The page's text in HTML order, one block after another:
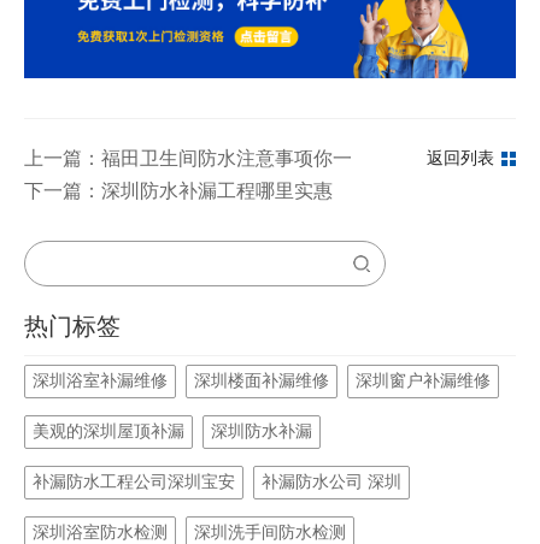
上一篇：福田卫生间防水注意事项你一定要知道返回列表
下一篇：深圳防水补漏工程哪里实惠
热门标签
深圳浴室补漏维修 深圳楼面补漏维修 深圳窗户补漏维修
美观的深圳屋顶补漏 深圳防水补漏
补漏防水工程公司深圳宝安 补漏防水公司 深圳
深圳浴室防水检测 深圳洗手间防水检测